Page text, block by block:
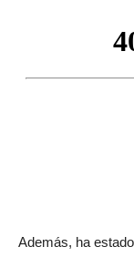
Además, ha estado